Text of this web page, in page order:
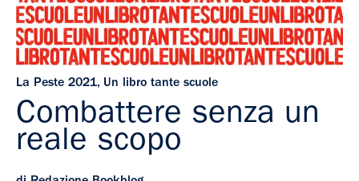
La Peste 2021, Un libro tante scuole
Combattere senza un
reale scopo